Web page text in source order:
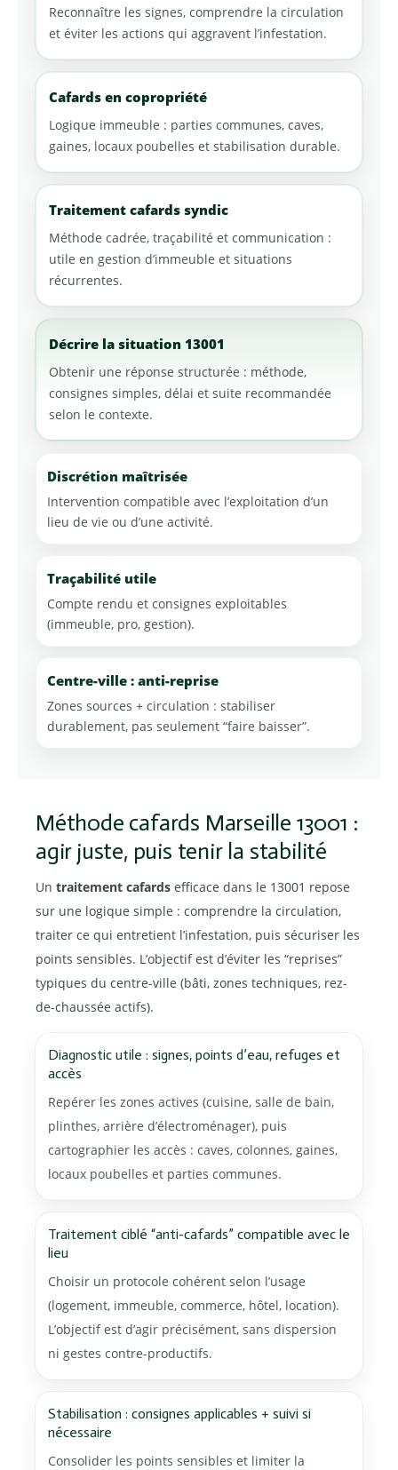
Reconnaître les signes, comprendre la circulation
et éviter les actions qui aggravent l’infestation.
Cafards en copropriété
Logique immeuble : parties communes, caves,
gaines, locaux poubelles et stabilisation durable.
Traitement cafards syndic
Méthode cadrée, traçabilité et communication :
utile en gestion d’immeuble et situations
récurrentes.
Décrire la situation 13001
Obtenir une réponse structurée : méthode,
consignes simples, délai et suite recommandée
selon le contexte.
Discrétion maîtrisée
Intervention compatible avec l’exploitation d’un
lieu de vie ou d’une activité.
Traçabilité utile
Compte rendu et consignes exploitables
(immeuble, pro, gestion).
Centre-ville : anti-reprise
Zones sources + circulation : stabiliser
durablement, pas seulement “faire baisser”.
Méthode cafards Marseille 13001 :
agir juste, puis tenir la stabilité
Un traitement cafards efficace dans le 13001 repose
sur une logique simple : comprendre la circulation,
traiter ce qui entretient l’infestation, puis sécuriser les
points sensibles. L’objectif est d’éviter les “reprises”
typiques du centre-ville (bâti, zones techniques, rez-
de-chaussée actifs).
Diagnostic utile : signes, points d’eau, refuges et
accès
Repérer les zones actives (cuisine, salle de bain,
plinthes, arrière d’électroménager), puis
cartographier les accès : caves, colonnes, gaines,
locaux poubelles et parties communes.
Traitement ciblé “anti-cafards” compatible avec le
lieu
Choisir un protocole cohérent selon l’usage
(logement, immeuble, commerce, hôtel, location).
L’objectif est d’agir précisément, sans dispersion
ni gestes contre-productifs.
Stabilisation : consignes applicables + suivi si
nécessaire
Consolider les points sensibles et limiter la